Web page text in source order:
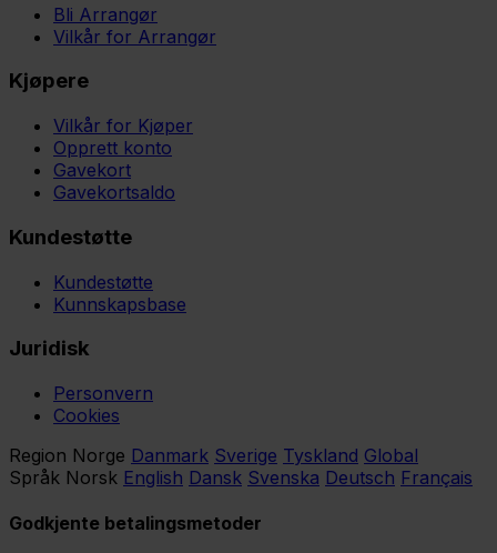
Bli Arrangør
Vilkår for Arrangør
Kjøpere
Vilkår for Kjøper
Opprett konto
Gavekort
Gavekortsaldo
Kundestøtte
Kundestøtte
Kunnskapsbase
Juridisk
Personvern
Cookies
Region Norge Danmark Sverige Tyskland Global
Språk Norsk English Dansk Svenska Deutsch Français
Godkjente betalingsmetoder